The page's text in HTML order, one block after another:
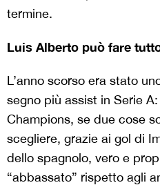
termine.
Luis Alberto può fare
L’anno scorso era stato
segno più assist in Serie
Champions, se due cose
scegliere, grazie ai gol di
dello spagnolo, vero e
“abbassato” rispetto agli